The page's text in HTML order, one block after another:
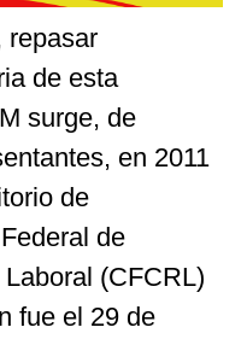
repasar
de esta
surge, de
en 2011
de
de
(CFCRL)
fue el 29 de